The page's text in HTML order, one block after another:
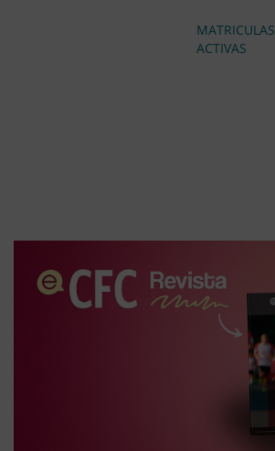
MATRICULAS
ACTIVAS